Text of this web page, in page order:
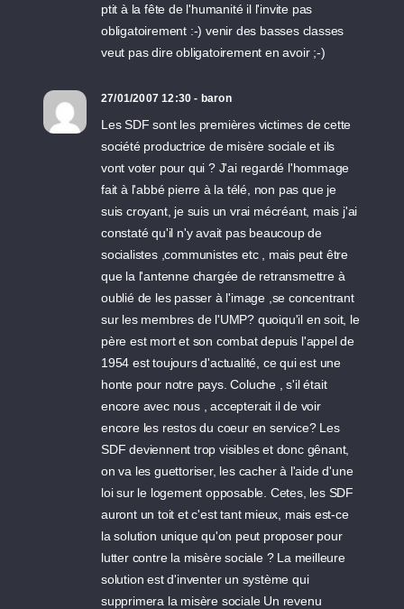
ptit à la fête de l'humanité il l'invite pas
obligatoirement :-) venir des basses classes
veut pas dire obligatoirement en avoir ;-)
27/01/2007 12:30 - baron
Les SDF sont les premières victimes de cette
société productrice de misère sociale et ils
vont voter pour qui ? J'ai regardé l'hommage
fait à l'abbé pierre à la télé, non pas que je
suis croyant, je suis un vrai mécréant, mais j'ai
constaté qu'il n'y avait pas beaucoup de
socialistes ,communistes etc , mais peut être
que la l'antenne chargée de retransmettre à
oublié de les passer à l'image ,se concentrant
sur les membres de l'UMP? quoiqu'il en soit, le
père est mort et son combat depuis l'appel de
1954 est toujours d'actualité, ce qui est une
honte pour notre pays. Coluche , s'il était
encore avec nous , accepterait il de voir
encore les restos du coeur en service? Les
SDF deviennent trop visibles et donc gênant,
on va les guettoriser, les cacher à l'aide d'une
loi sur le logement opposable. Cetes, les SDF
auront un toit et c'est tant mieux, mais est-ce
la solution unique qu'on peut proposer pour
lutter contre la misère sociale ? La meilleure
solution est d'inventer un système qui
supprimera la misère sociale Un revenu